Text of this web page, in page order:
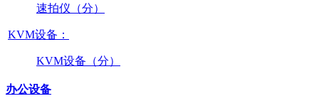
速拍仪（分）
KVM设备：
KVM设备（分）
办公设备